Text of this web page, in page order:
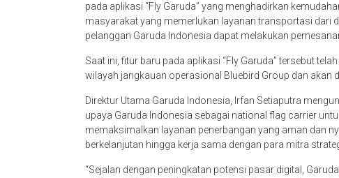
pada aplikasi “Fly Garuda” yang menghadirkan
masyarakat yang memerlukan layanan transportasi dari
pelanggan Garuda Indonesia dapat melakukan
Saat ini, fitur baru pada aplikasi “Fly Garuda” tersebut
wilayah jangkauan operasional Bluebird Group dan akan
Direktur Utama Garuda Indonesia, Irfan Setiaputra
upaya Garuda Indonesia sebagai national flag carrier
memaksimalkan layanan penerbangan yang aman dan
berkelanjutan hingga kerja sama dengan para mitra
“Sejalan dengan peningkatan potensi pasar digital,